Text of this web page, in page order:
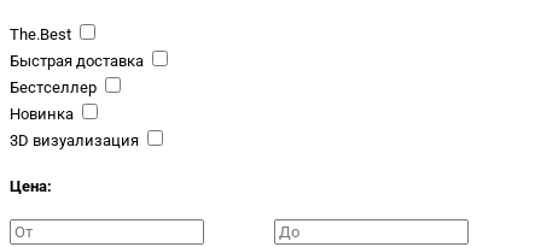
The.Best
Быстрая доставка
Бестселлер
Новинка
3D визуализация
Цена: